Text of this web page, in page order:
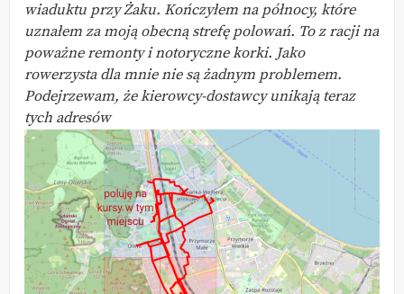
wiaduktu przy Żaku. Kończyłem na północy, które
uznałem za moją obecną strefę polowań. To z racji na
poważne remonty i notoryczne korki. Jako
rowerzysta dla mnie nie są żadnym problemem.
Podejrzewam, że kierowcy-dostawcy unikają teraz
tych adresów